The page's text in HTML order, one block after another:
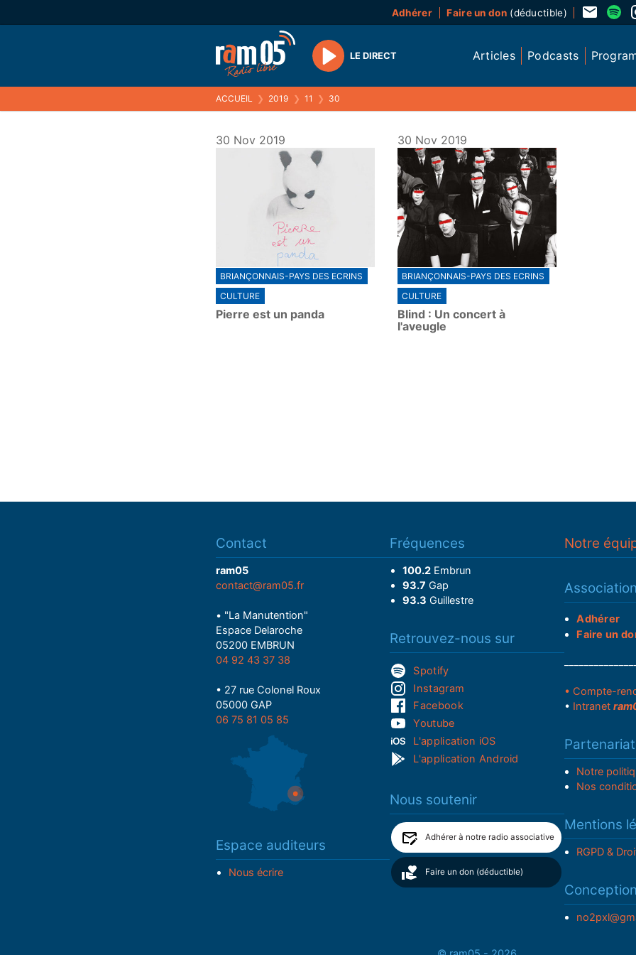
Adhérer Faire un don(déductible)
Play
LE DIRECT Articles Podcasts
ACCUEIL ❯ 2019 ❯ 11 ❯ 30
30 Nov 2019
BRIANÇONNAIS-PAYS DES ECRINS
CULTURE
Pierre est un panda
30 Nov 2019
BRIANÇONNAIS-PAYS DES ECRINS
CULTURE
Blind : Un concert à
l'aveugle
Contact
ram05
contact@ram05.fr
• "La Manutention"
Espace Delaroche
05200 EMBRUN
04 92 43 37 38
• 27 rue Colonel Roux
05000 GAP
06 75 81 05 85
Espace auditeurs
Nous écrire
Fréquences
100.2Embrun
93.7 Gap
93.3 Guillestre
Retrouvez-nous sur
Spotify
Instagram
Facebook
Youtube
L'application iOS
L'application Android
Nous soutenir
Adhérer à notre radio associative
Faire un don (déductible)
Notre
Association
Adhérer
Faire un
• Compte-
• Intranet
Notre
Nos
Mentions
RGPD &